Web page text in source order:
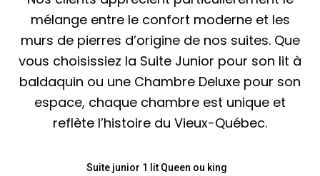
mélange entre le confort moderne et les
murs de pierres d’origine de nos suites. Que
vous choisissiez la Suite Junior pour son lit à
baldaquin ou une Chambre Deluxe pour son
espace, chaque chambre est unique et
reflète l’histoire du Vieux-Québec.
Suite junior 1 lit Queen ou king